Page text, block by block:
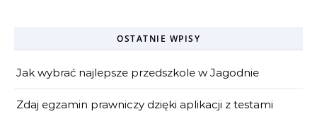
OSTATNIE WPISY
Jak wybrać najlepsze przedszkole w Jagodnie
Zdaj egzamin prawniczy dzięki aplikacji z testami